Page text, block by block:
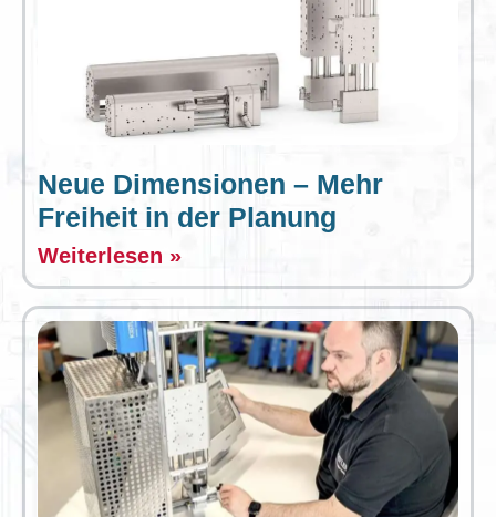
Neue Dimensionen – Mehr
Freiheit in der Planung
Weiterlesen »